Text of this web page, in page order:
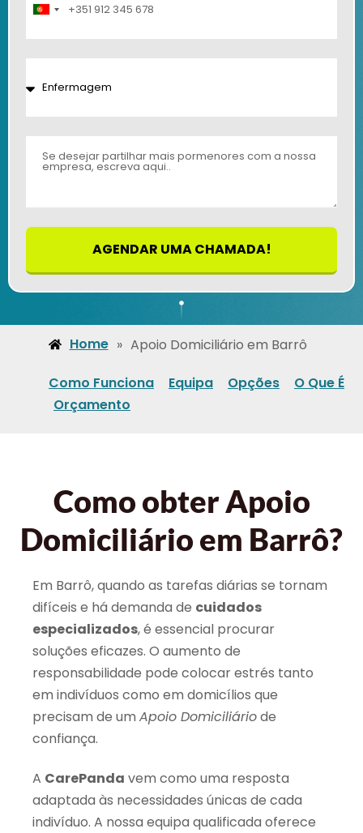
Portugal
+351
AGENDAR UMA CHAMADA!
Home » Apoio Domiciliário em Barrô
Como Funciona Equipa Opções
O Que É
Orçamento
Como obter Apoio
Domiciliário em Barrô?
Em Barrô, quando as tarefas diárias se tornam
difíceis e há demanda de cuidados
especializados, é essencial procurar
soluções eficazes. O aumento de
responsabilidade pode colocar estrés tanto
em indivíduos como em domicílios que
precisam de um Apoio Domiciliáriode
confiança.
A CarePanda vem como uma resposta
adaptada às necessidades únicas de cada
indivíduo. A nossa equipa qualificada oferece